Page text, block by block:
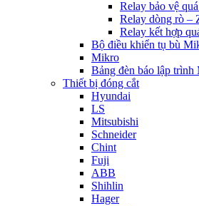
Relay bảo vệ
Relay dòng rò –
Relay kết hợp
Bộ điều khiển tụ bù
Mikro
Bảng đèn báo lập trình
Thiết bị đóng cắt
Hyundai
LS
Mitsubishi
Schneider
Chint
Fuji
ABB
Shihlin
Hager